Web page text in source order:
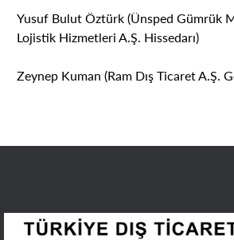
Yusuf Bulut Öztürk (Ünsped Gümrük
Lojistik Hizmetleri A.Ş. Hissedarı)
Zeynep Kuman (Ram Dış Ticaret A.Ş.